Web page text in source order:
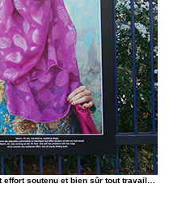
effort soutenu et bien sûr tout travail…